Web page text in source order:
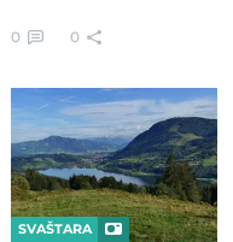
0 0
SVAŠTARA